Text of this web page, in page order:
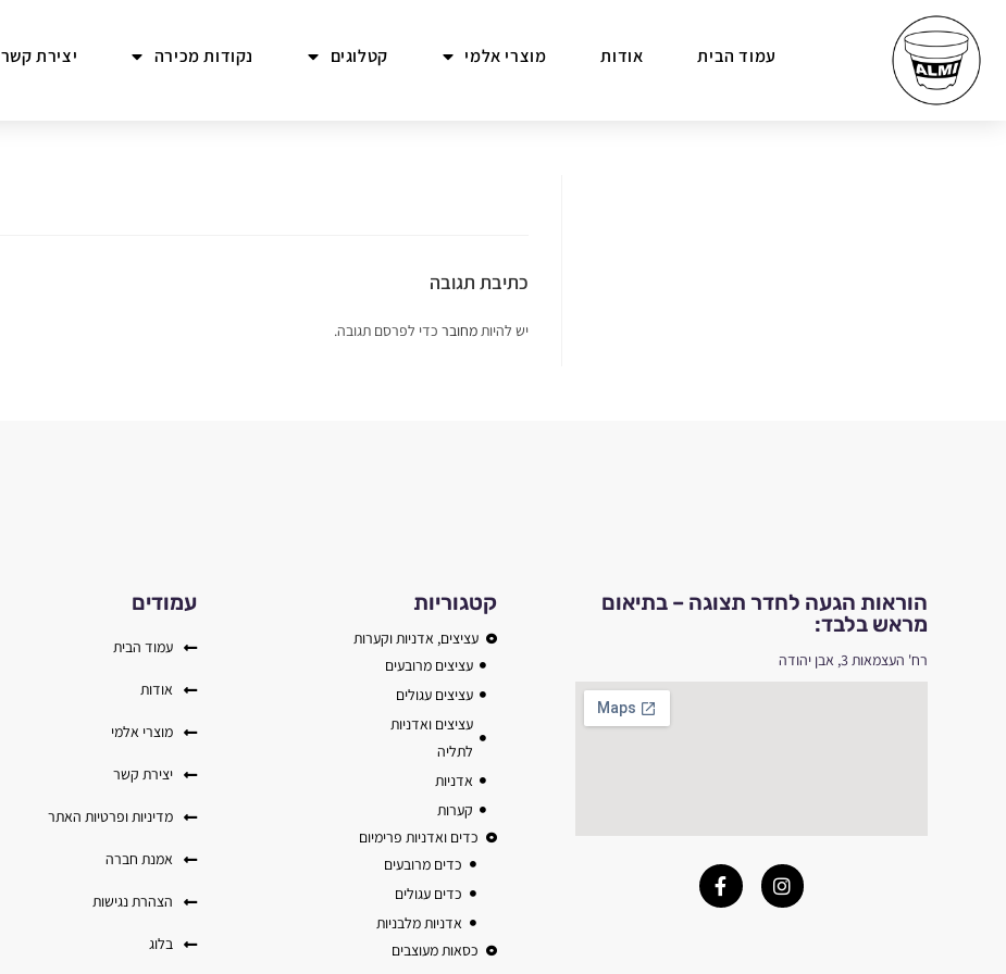
עמוד הבית אודות מוצרי אלמי קטלוגים נקודות מכירה יצירת קשר
כתיבת תגובה
יש להיותמחובר כדי לפרסם תגובה.
הוראות הגעה לחדר תצוגה – בתיאום
מראש בלבד:
רח' העצמאות 3, אבן יהודה
קטגוריות
עציצים, אדניות וקערות
עציצים מרובעים
עציצים עגולים
עציצים ואדניות
לתליה
אדניות
קערות
כדים ואדניות פרימיום
כדים מרובעים
כדים עגולים
אדניות מלבניות
כסאות מעוצבים
עמודים
עמוד הבית
אודות
מוצרי אלמי
יצירת קשר
מדיניות ופרטיות האתר
אמנת חברה
הצהרת נגישות
בלוג